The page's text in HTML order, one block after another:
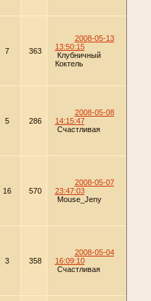
7
363
2008-05-13
13:50:15
Клубничный
Коктель
5
286
2008-05-08
14:15:47
Счастливая
16 570
2008-05-07
23:47:03
Mouse_Jeny
3 358
2008-05-04
16:09:10
Счастливая